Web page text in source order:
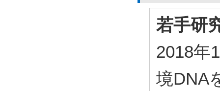
若手研
2018
境DNA